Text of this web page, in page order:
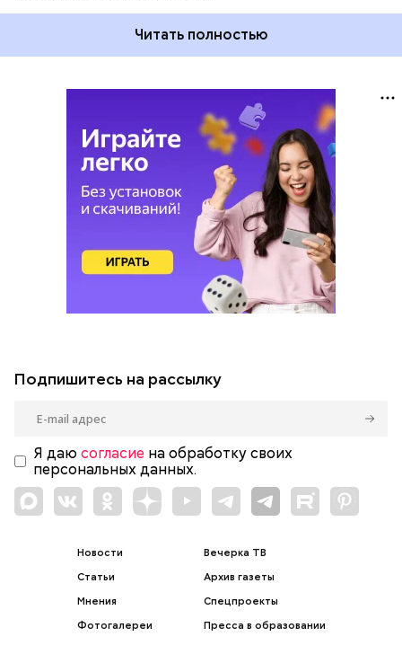
Читать полностью
Подпишитесь на рассылку
Я даю согласие на обработку своих
персональных данных.
Новости
Статьи
Мнения
Фотогалереи
Вечерка ТВ
Архив газеты
Спецпроекты
Пресса в образовании